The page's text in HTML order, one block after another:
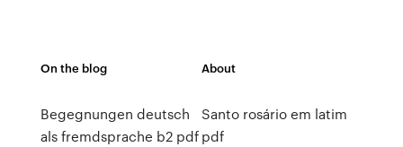
On the blog
Begegnungen deutsch
als fremdsprache b2 pdf
About
Santo rosário em latim
pdf